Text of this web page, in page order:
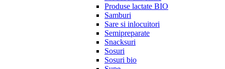
Produse lactate BIO
Samburi
Sare si inlocuitori
Semipreparate
Snacksuri
Sosuri
Sosuri bio